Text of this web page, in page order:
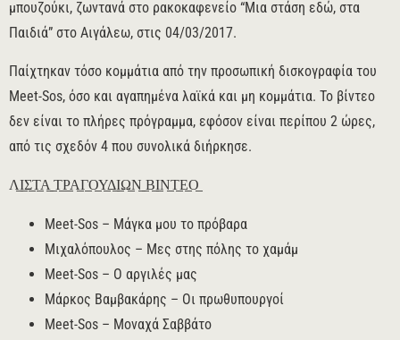
μπουζούκι, ζωντανά στο ρακοκαφενείο “Μια στάση εδώ, στα
Παιδιά” στο Αιγάλεω, στις 04/03/2017.
Παίχτηκαν τόσο κομμάτια από την προσωπική δισκογραφία του
Meet-Sos, όσο και αγαπημένα λαϊκά και μη κομμάτια. Το βίντεο
δεν είναι το πλήρες πρόγραμμα, εφόσον είναι περίπου 2 ώρες,
από τις σχεδόν 4 που συνολικά διήρκησε.
Λ̲Ι̲Σ̲Τ̲Α̲ ̲Τ̲Ρ̲Α̲Γ̲Ο̲Υ̲Δ̲Ι̲Ω̲Ν̲ ̲Β̲Ι̲Ν̲Τ̲Ε̲Ο̲
Meet-Sos – Μάγκα μου το πρόβαρα
Μιχαλόπουλος – Μες στης πόλης το χαμάμ
Meet-Sos – Ο αργιλές μας
Μάρκος Βαμβακάρης – Οι πρωθυπουργοί
Meet-Sos – Μοναχά Σαββάτο